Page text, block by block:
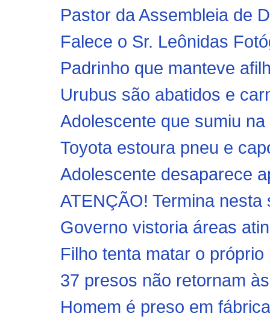
Pastor da Assembleia de
Falece o Sr. Leônidas
Padrinho que manteve
Urubus são abatidos e
Adolescente que sumiu
Toyota estoura pneu e
Adolescente desaparece
ATENÇÃO! Termina
Governo vistoria áreas
Filho tenta matar o
37 presos não retornam
Homem é preso em